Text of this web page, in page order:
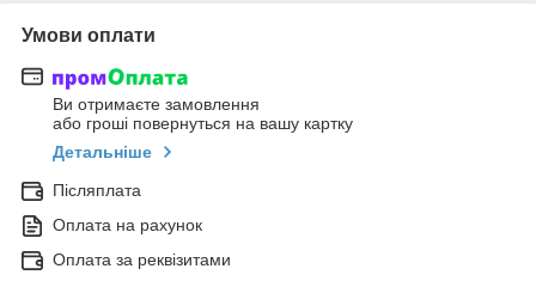
Умови оплати
Ви отримаєте замовлення
або гроші повернуться на вашу картку
Детальніше
Післяплата
Оплата на рахунок
Оплата за реквізитами